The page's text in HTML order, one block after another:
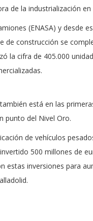
de la industrialización en
(ENASA) y desde
de construcción se
la cifra de 405.000
está en las
punto del Nivel Oro.
de vehículos
500 millones de
inversiones para